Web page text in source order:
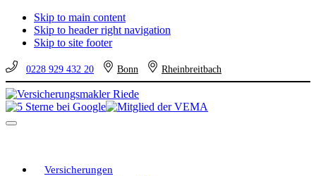
Skip to main content
Skip to header right navigation
Skip to site footer
0228 929 432 20 Bonn Rheinbreitbach
Versicherungsmakler
Riede
Versicherungen
vom
eine
Menu
Versicherungen